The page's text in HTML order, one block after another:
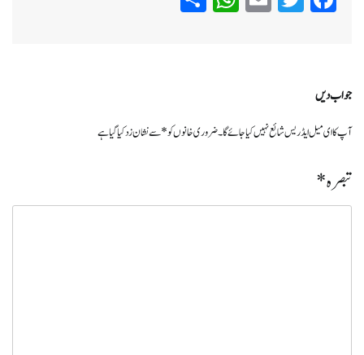
جواب دیں
آپ کا ای میل ایڈریس شائع نہیں کیا جائے گا۔ضروری خانوں کو*سے نشان زد کیا گیا ہے
تبصرہ*